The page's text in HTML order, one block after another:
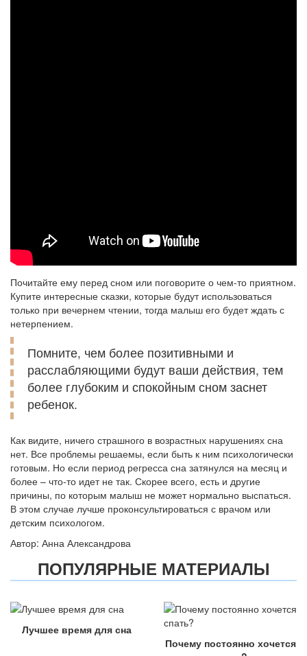
Почитайте ему перед сном или поговорите о чем-то приятном.
Купите интересные сказки, которые будут использоваться
только при вечернем чтении, тогда малыш его будет ждать с
нетерпением.
Помните, чем более позитивными и
расслабляющими будут ваши действия, тем
более глубоким и спокойным сном заснет
ребенок.
Как видите, ничего страшного в возрастных нарушениях сна
нет. Все проблемы решаемы, если быть к ним психологически
готовым. Но если период регресса сна затянулся на месяц и
более – что-то идет не так. Скорее всего, есть и другие
причины, по которым малыш не может нормально выспаться.
В этом случае лучше проконсультироваться с врачом или
детским психологом.
Автор: Анна Александрова
ПОПУЛЯРНЫЕ МАТЕРИАЛЫ
Лучшее время для сна
Почему постоянно хочется